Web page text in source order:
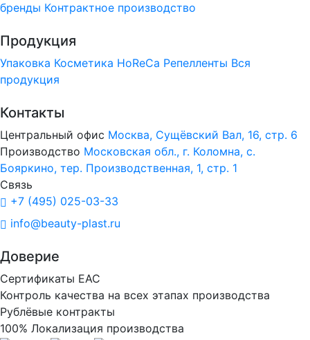
бренды Контрактное производство
Продукция
Упаковка Косметика HoReCa Репелленты Вся
продукция
Контакты
Центральный офис Москва, Сущёвский Вал, 16, стр. 6
Производство Московская обл., г. Коломна, с.
Бояркино, тер. Производственная, 1, стр. 1
Связь
+7 (495) 025-03-33
info@beauty-plast.ru
Доверие
Сертификаты ЕАС
Контроль качества на всех этапах производства
Рублёвые контракты
100% Локализация производства